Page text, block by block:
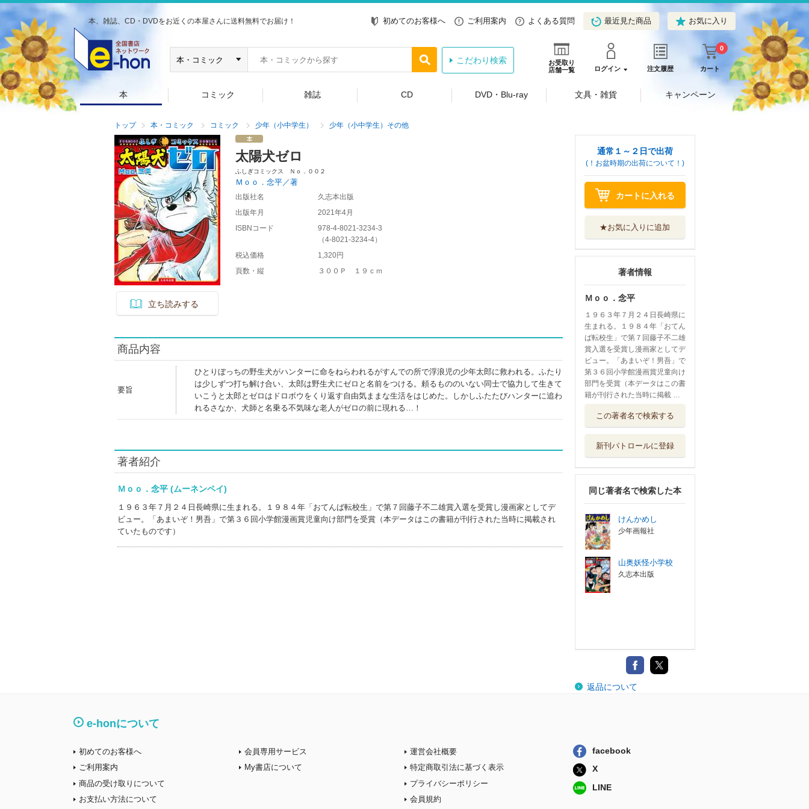
本、雑誌、CD・DVDをお近くの本屋さんに送料無料でお届け！ 初めてのお客様へ ご利用案内 よくある質問 最近見た商品 お気に入り
お受取り
店舗一覧
ログイン 注文履歴 カート
0
こだわり検索
本 コミック 雑誌 CD DVD・Blu-ray 文具・雑貨 キャンペーン
トップ 本・コミック コミック 少年（小中学生） 少年（小中学生）その他
立ち読みする
太陽犬ゼロ
ふしぎコミックス Ｎｏ．００２
Ｍｏｏ．念平／著
出版社名
久志本出版
出版年月
2021年4月
ISBNコード
978-4-8021-3234-3
（4-8021-3234-4）
税込価格
1,320円
頁数・縦
３００Ｐ １９ｃｍ
商品内容
要旨
ひとりぼっちの野生犬がハンターに命をねらわれるがすんでの所で浮浪児の少年太郎に救われる。ふたり
は少しずつ打ち解け合い、太郎は野生犬にゼロと名前をつける。頼るもののいない同士で協力して生きて
いこうと太郎とゼロはドロボウをくり返す自由気ままな生活をはじめた。しかしふたたびハンターに追わ
れるさなか、犬師と名乗る不気味な老人がゼロの前に現れる…！
著者紹介
Ｍｏｏ．念平 (ムーネンペイ)
１９６３年７月２４日長崎県に生まれる。１９８４年「おてんば転校生」で第７回藤子不二雄賞入選を受賞し漫画家としてデ
ビュー。「あまいぞ！男吾」で第３６回小学館漫画賞児童向け部門を受賞（本データはこの書籍が刊行された当時に掲載され
ていたものです）
通常１～２日で出荷
(！お盆時期の出荷について！)
カートに入れる
★お気に入りに追加
著者情報
Ｍｏｏ．念平
１９６３年７月２４日長崎県に
生まれる。１９８４年「おてん
ば転校生」で第７回藤子不二雄
賞入選を受賞し漫画家としてデ
ビュー。「あまいぞ！男吾」で
第３６回小学館漫画賞児童向け
部門を受賞（本データはこの書
籍が刊行された当時に掲載 …
この著者名で検索する
新刊パトロールに登録
同じ著者名で検索した本
けんかめし
少年画報社
山奥妖怪小学校
久志本出版
返品について
e-honについて
初めてのお客様へ
ご利用案内
商品の受け取りについて
お支払い方法について
会員専用サービス
My書店について
運営会社概要
特定商取引法に基づく表示
プライバシーポリシー
会員規約
facebook
X
LINE